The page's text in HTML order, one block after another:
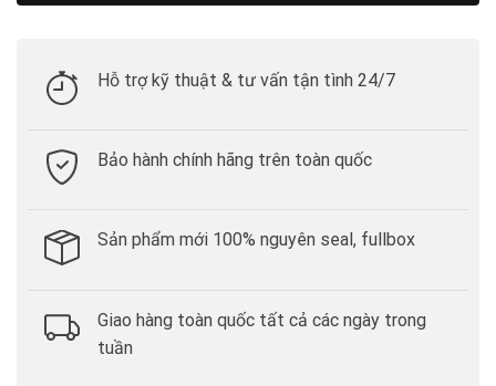
Hỗ trợ kỹ thuật & tư vấn tận tình 24/7
Bảo hành chính hãng trên toàn quốc
Sản phẩm mới 100% nguyên seal, fullbox
Giao hàng toàn quốc tất cả các ngày trong
tuần